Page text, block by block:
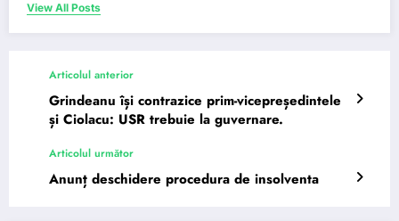
View All Posts
Articolul anterior
Grindeanu își contrazice prim-vicepreședintele
și Ciolacu: USR trebuie la guvernare.
Articolul următor
Anunț deschidere procedura de insolventa